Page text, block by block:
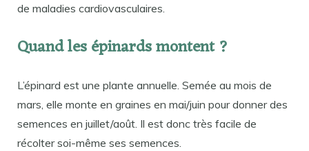
de maladies cardiovasculaires.
Quand les épinards montent ?
L’épinard est une plante annuelle. Semée au mois de
mars, elle monte en graines en mai/juin pour donner des
semences en juillet/août. Il est donc très facile de
récolter soi-même ses semences.